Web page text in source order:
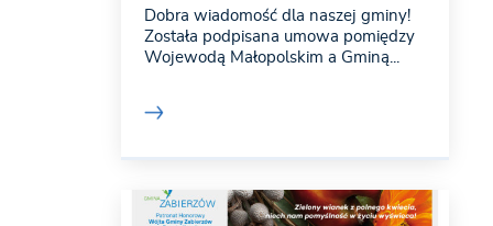
Dobra wiadomość dla naszej gminy!
Została podpisana umowa pomiędzy
Wojewodą Małopolskim a Gminą...